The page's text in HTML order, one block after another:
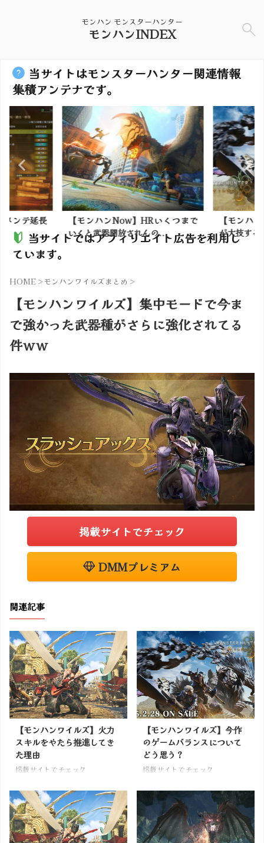
モンハン モンスターハンター
モンハンINDEX
当サイトはモンスターハンター関連情報
集積アンテナです。
ンテ延長
【モンハンNow】HRいくつまで
いくと武器開放されんの...
【モンハ
が大技する
当サイトではアフィリエイト広告を利用し
ています。
HOME >モンハンワイルズまとめ >
【モンハンワイルズ】集中モードで今ま
で強かった武器種がさらに強化されてる
件ｗｗ
掲載サイトでチェック
DMMプレミアム
関連記事
【モンハンワイルズ】火力
スキルをやたら推進してき
た理由
掲載サイトでチェック
【モンハンワイルズ】今作
のゲームバランスについて
どう思う？
掲載サイトでチェック